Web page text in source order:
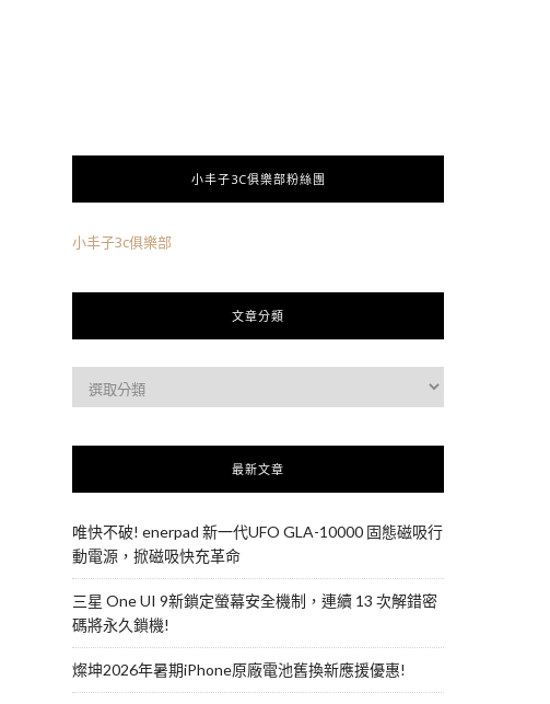
小丰子3C俱樂部粉絲團
小丰子3c俱樂部
文章分類
最新文章
唯快不破! enerpad 新一代UFO GLA-10000 固態磁吸行
動電源，掀磁吸快充革命
三星 One UI 9新鎖定螢幕安全機制，連續 13 次解錯密
碼將永久鎖機!
燦坤2026年暑期iPhone原廠電池舊換新應援優惠!